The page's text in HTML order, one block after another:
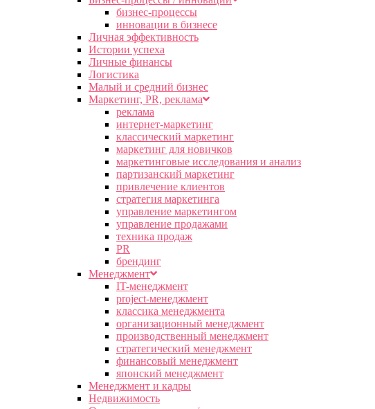
бизнес-процессы
инновации в бизнесе
Личная эффективность
Истории успеха
Личные финансы
Логистика
Малый и средний бизнес
Маркетинг, PR, реклама
реклама
интернет-маркетинг
классический маркетинг
маркетинг для новичков
маркетинговые исследования и анализ
партизанский маркетинг
привлечение клиентов
стратегия маркетинга
управление маркетингом
управление продажами
техника продаж
PR
брендинг
Менеджмент
IT-менеджмент
project-менеджмент
классика менеджмента
организационный менеджмент
производственный менеджмент
стратегический менеджмент
финансовый менеджмент
японский менеджмент
Менеджмент и кадры
Недвижимость